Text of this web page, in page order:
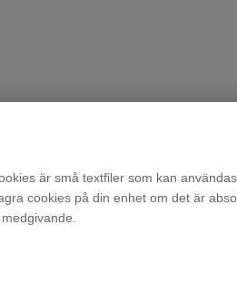
är små textfiler som kan
cookies på din enhet om det är